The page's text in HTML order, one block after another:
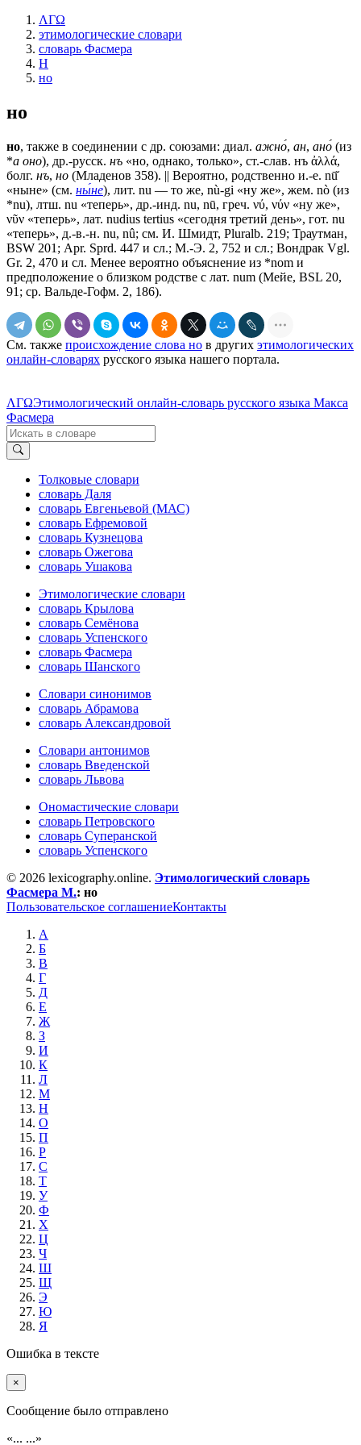
ΛΓΩ
этимологические словари
словарь Фасмера
Н
но
но
но, также в соединении с др. союзами: диал. ажно́, ан, ано́ (из
*а оно), др.-русск. нъ «но, однако, только», ст.-слав. нъ ἀλλά,
болг. нъ, но (Младенов 358). || Вероятно, родственно и.-е. nū̆
«ныне» (см. ны́не), лит. nu — то же, nù-gi «ну же», жем. nò (из
*nu), лтш. nu «теперь», др.-инд. nu, nū, греч. νύ, νύν «ну же»,
νῦν «теперь», лат. nudius tertius «сегодня третий день», гот. nu
«теперь», д.-в.-н. nu, nû; см. И. Шмидт, Pluralb. 219; Траутман,
ВSW 201; Арr. Sprd. 447 и сл.; М.-Э. 2, 752 и сл.; Вондрак Vgl.
Gr. 2, 470 и сл. Менее вероятно объяснение из *nоm и
предположение о близком родстве с лат. num (Мейе, ВSL 20,
91; ср. Вальде-Гофм. 2, 186).
См. также происхождение слова но в других этимологических
онлайн-словарях русского языка нашего портала.
ΛΓΩЭтимологический онлайн-словарь русского языка Макса
Фасмера
Толковые словари
словарь Даля
словарь Евгеньевой (МАС)
словарь Ефремовой
словарь Кузнецова
словарь Ожегова
словарь Ушакова
Этимологические словари
словарь Крылова
словарь Семёнова
словарь Успенского
словарь Фасмера
словарь Шанского
Словари синонимов
словарь Абрамова
словарь Александровой
Словари антонимов
словарь Введенской
словарь Львова
Ономастические словари
словарь Петровского
словарь Суперанской
словарь Успенского
© 2026 lexicography.online. Этимологический словарь
Фасмера М.: но
Пользовательское соглашениеКонтакты
А
Б
В
Г
Д
Е
Ж
З
И
К
Л
М
Н
О
П
Р
С
Т
У
Ф
Х
Ц
Ч
Ш
Щ
Э
Ю
Я
Ошибка в тексте
×
Cообщение было отправлено
«... ...»